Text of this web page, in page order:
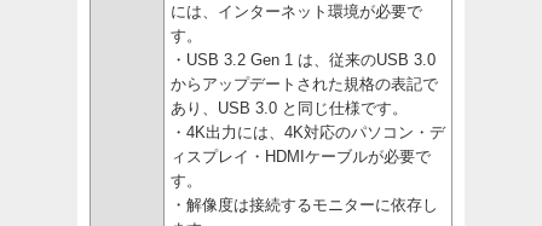
には、インターネット環境が必要で
す。
・USB 3.2 Gen 1 は、従来のUSB 3.0
からアップデートされた規格の表記で
あり、USB 3.0 と同じ仕様です。
・4K出力には、4K対応のパソコン・デ
ィスプレイ・HDMIケーブルが必要で
す。
・解像度は接続するモニターに依存し